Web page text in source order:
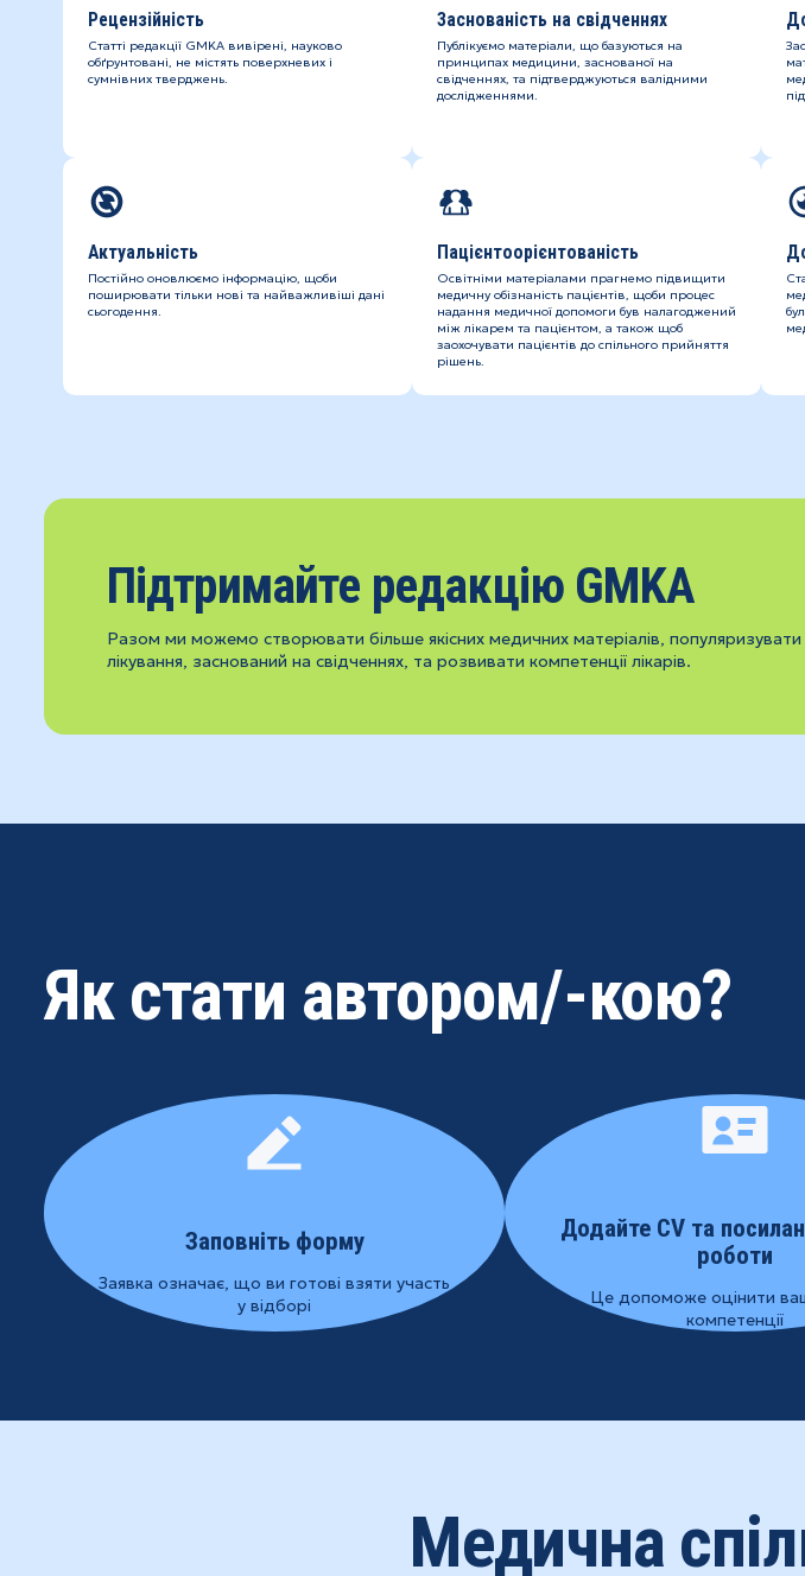
Рецензійність
Статті редакції GMKA вивірені, науково
обґрунтовані, не містять поверхневих і
сумнівних тверджень.
Заснованість на свідченнях
Публікуємо матеріали, що базуються на
принципах медицини, заснованої на
свідченнях, та підтверджуються валідними
дослідженнями.
Актуальність
Постійно оновлюємо інформацію, щоби
поширювати тільки нові та найважливіші дані
сьогодення.
Пацієнтоорієнтованість
Освітніми матеріалами прагнемо підвищити
медичну обізнаність пацієнтів, щоби процес
надання медичної допомоги був налагоджений
між лікарем та пацієнтом, а також щоб
заохочувати пацієнтів до спільного прийняття
рішень.
Підтримайте редакцію GMKA
Разом ми можемо створювати більше якісних медичних матеріалів, популяризувати
лікування, заснований на свідченнях, та розвивати компетенції лікарів.
Як стати автором/-кою?
Заповніть форму
Заявка означає, що ви готові взяти участь
у відборі
Додайте CV та
роботи
Це допоможе оцінити
компетенції
Медична